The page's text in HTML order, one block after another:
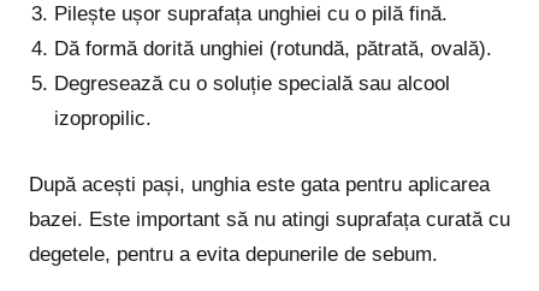
Pilește ușor suprafața unghiei cu o pilă fină.
Dă formă dorită unghiei (rotundă, pătrată, ovală).
Degresează cu o soluție specială sau alcool
izopropilic.
După acești pași, unghia este gata pentru aplicarea
bazei. Este important să nu atingi suprafața curată cu
degetele, pentru a evita depunerile de sebum.